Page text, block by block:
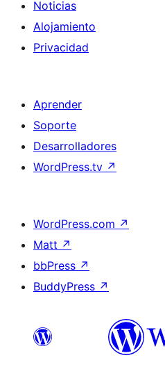
Noticias
Alojamiento
Privacidad
Aprender
Soporte
Desarrolladores
WordPress.tv ↗
WordPress.com ↗
Matt ↗
bbPress ↗
BuddyPress ↗